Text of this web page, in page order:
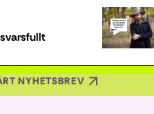
NYHETSBREV